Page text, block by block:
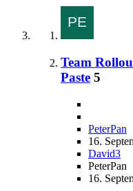
Team
Paste 5
PeterPan
16.
David3
PeterPan
16.